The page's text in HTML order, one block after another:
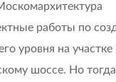
работы по
уровня на участке
шоссе. Но тогда